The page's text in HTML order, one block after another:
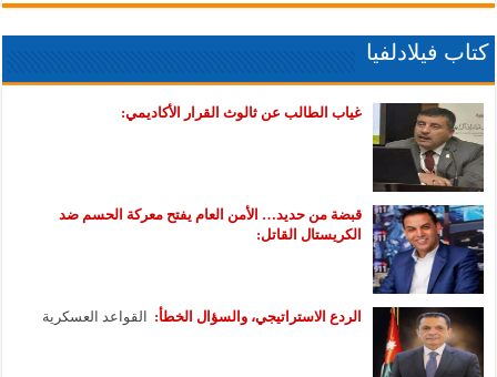
كتاب فيلادلفيا
غياب الطالب عن ثالوث القرار الأكاديمي:
قبضة من حديد… الأمن العام يفتح معركة الحسم ضد
الكريستال القاتل:
الردع الاستراتيجي، والسؤال الخطأ: القواعد العسكرية